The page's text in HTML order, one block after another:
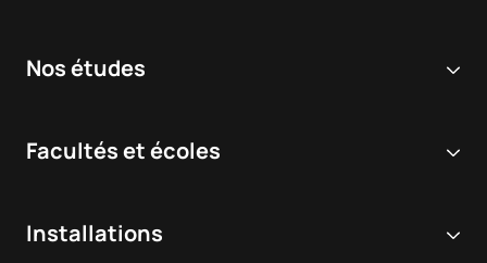
Nos études
Facultés et écoles
Installations